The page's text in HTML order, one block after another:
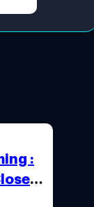
: